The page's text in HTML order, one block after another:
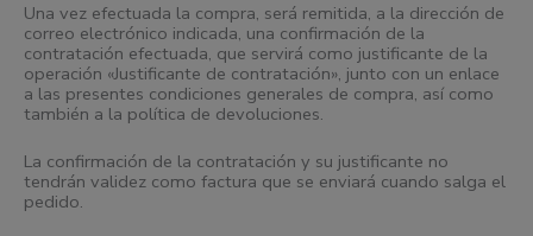
Una vez efectuada la compra, será remitida, a la dirección de
correo electrónico indicada, una confirmación de la
contratación efectuada, que servirá como justificante de la
operación «Justificante de contratación», junto con un enlace
a las presentes condiciones generales de compra, así como
también a la política de devoluciones.
La confirmación de la contratación y su justificante no
tendrán validez como factura que se enviará cuando salga el
pedido.